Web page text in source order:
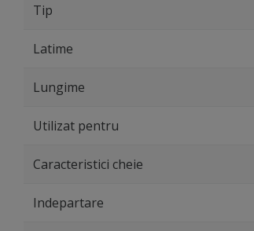
Tip
Latime
Lungime
Utilizat pentru
Caracteristici cheie
Indepartare